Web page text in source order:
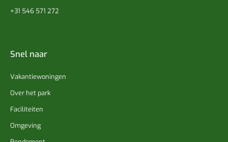
+31 546 571 272
Snel naar
Vakantiewoningen
Over het park
Faciliteiten
Omgeving